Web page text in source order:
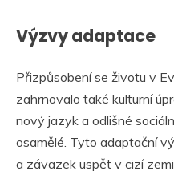
Výzvy adaptace
Přizpůsobení se životu v
zahrnovalo také kulturní
nový jazyk a odlišné
osamělé. Tyto adaptační
a závazek uspět v cizí zemi.